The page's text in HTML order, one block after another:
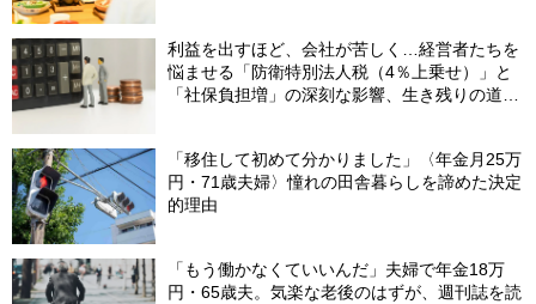
利益を出すほど、会社が苦しく…経営者たちを
悩ませる「防衛特別法人税（4％上乗せ）」と
「社保負担増」の深刻な影響、生き残りの道
「移住して初めて分かりました」〈年金月25万
円・71歳夫婦〉憧れの田舎暮らしを諦めた決定
的理由
「もう働かなくていいんだ」夫婦で年金18万
円・65歳夫。気楽な老後のはずが、週刊誌を読